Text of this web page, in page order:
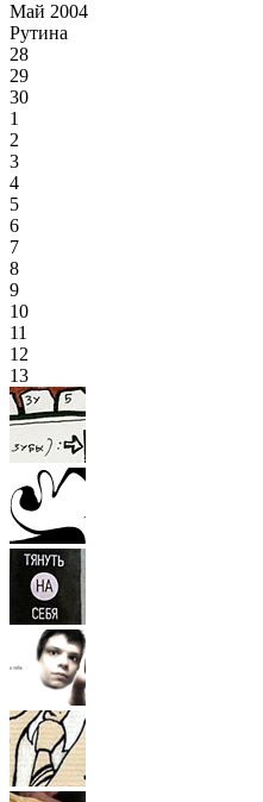
Май 2004
Рутина
28
29
30
1
2
3
4
5
6
7
8
9
10
11
12
13